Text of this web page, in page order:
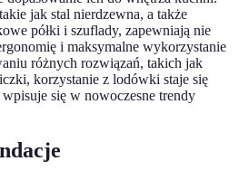
jak stal nierdzewna, a także
półki i szuflady, zapewniają nie
i maksymalne wykorzystanie
różnych rozwiązań, takich jak
korzystanie z lodówki staje się
się w nowoczesne trendy